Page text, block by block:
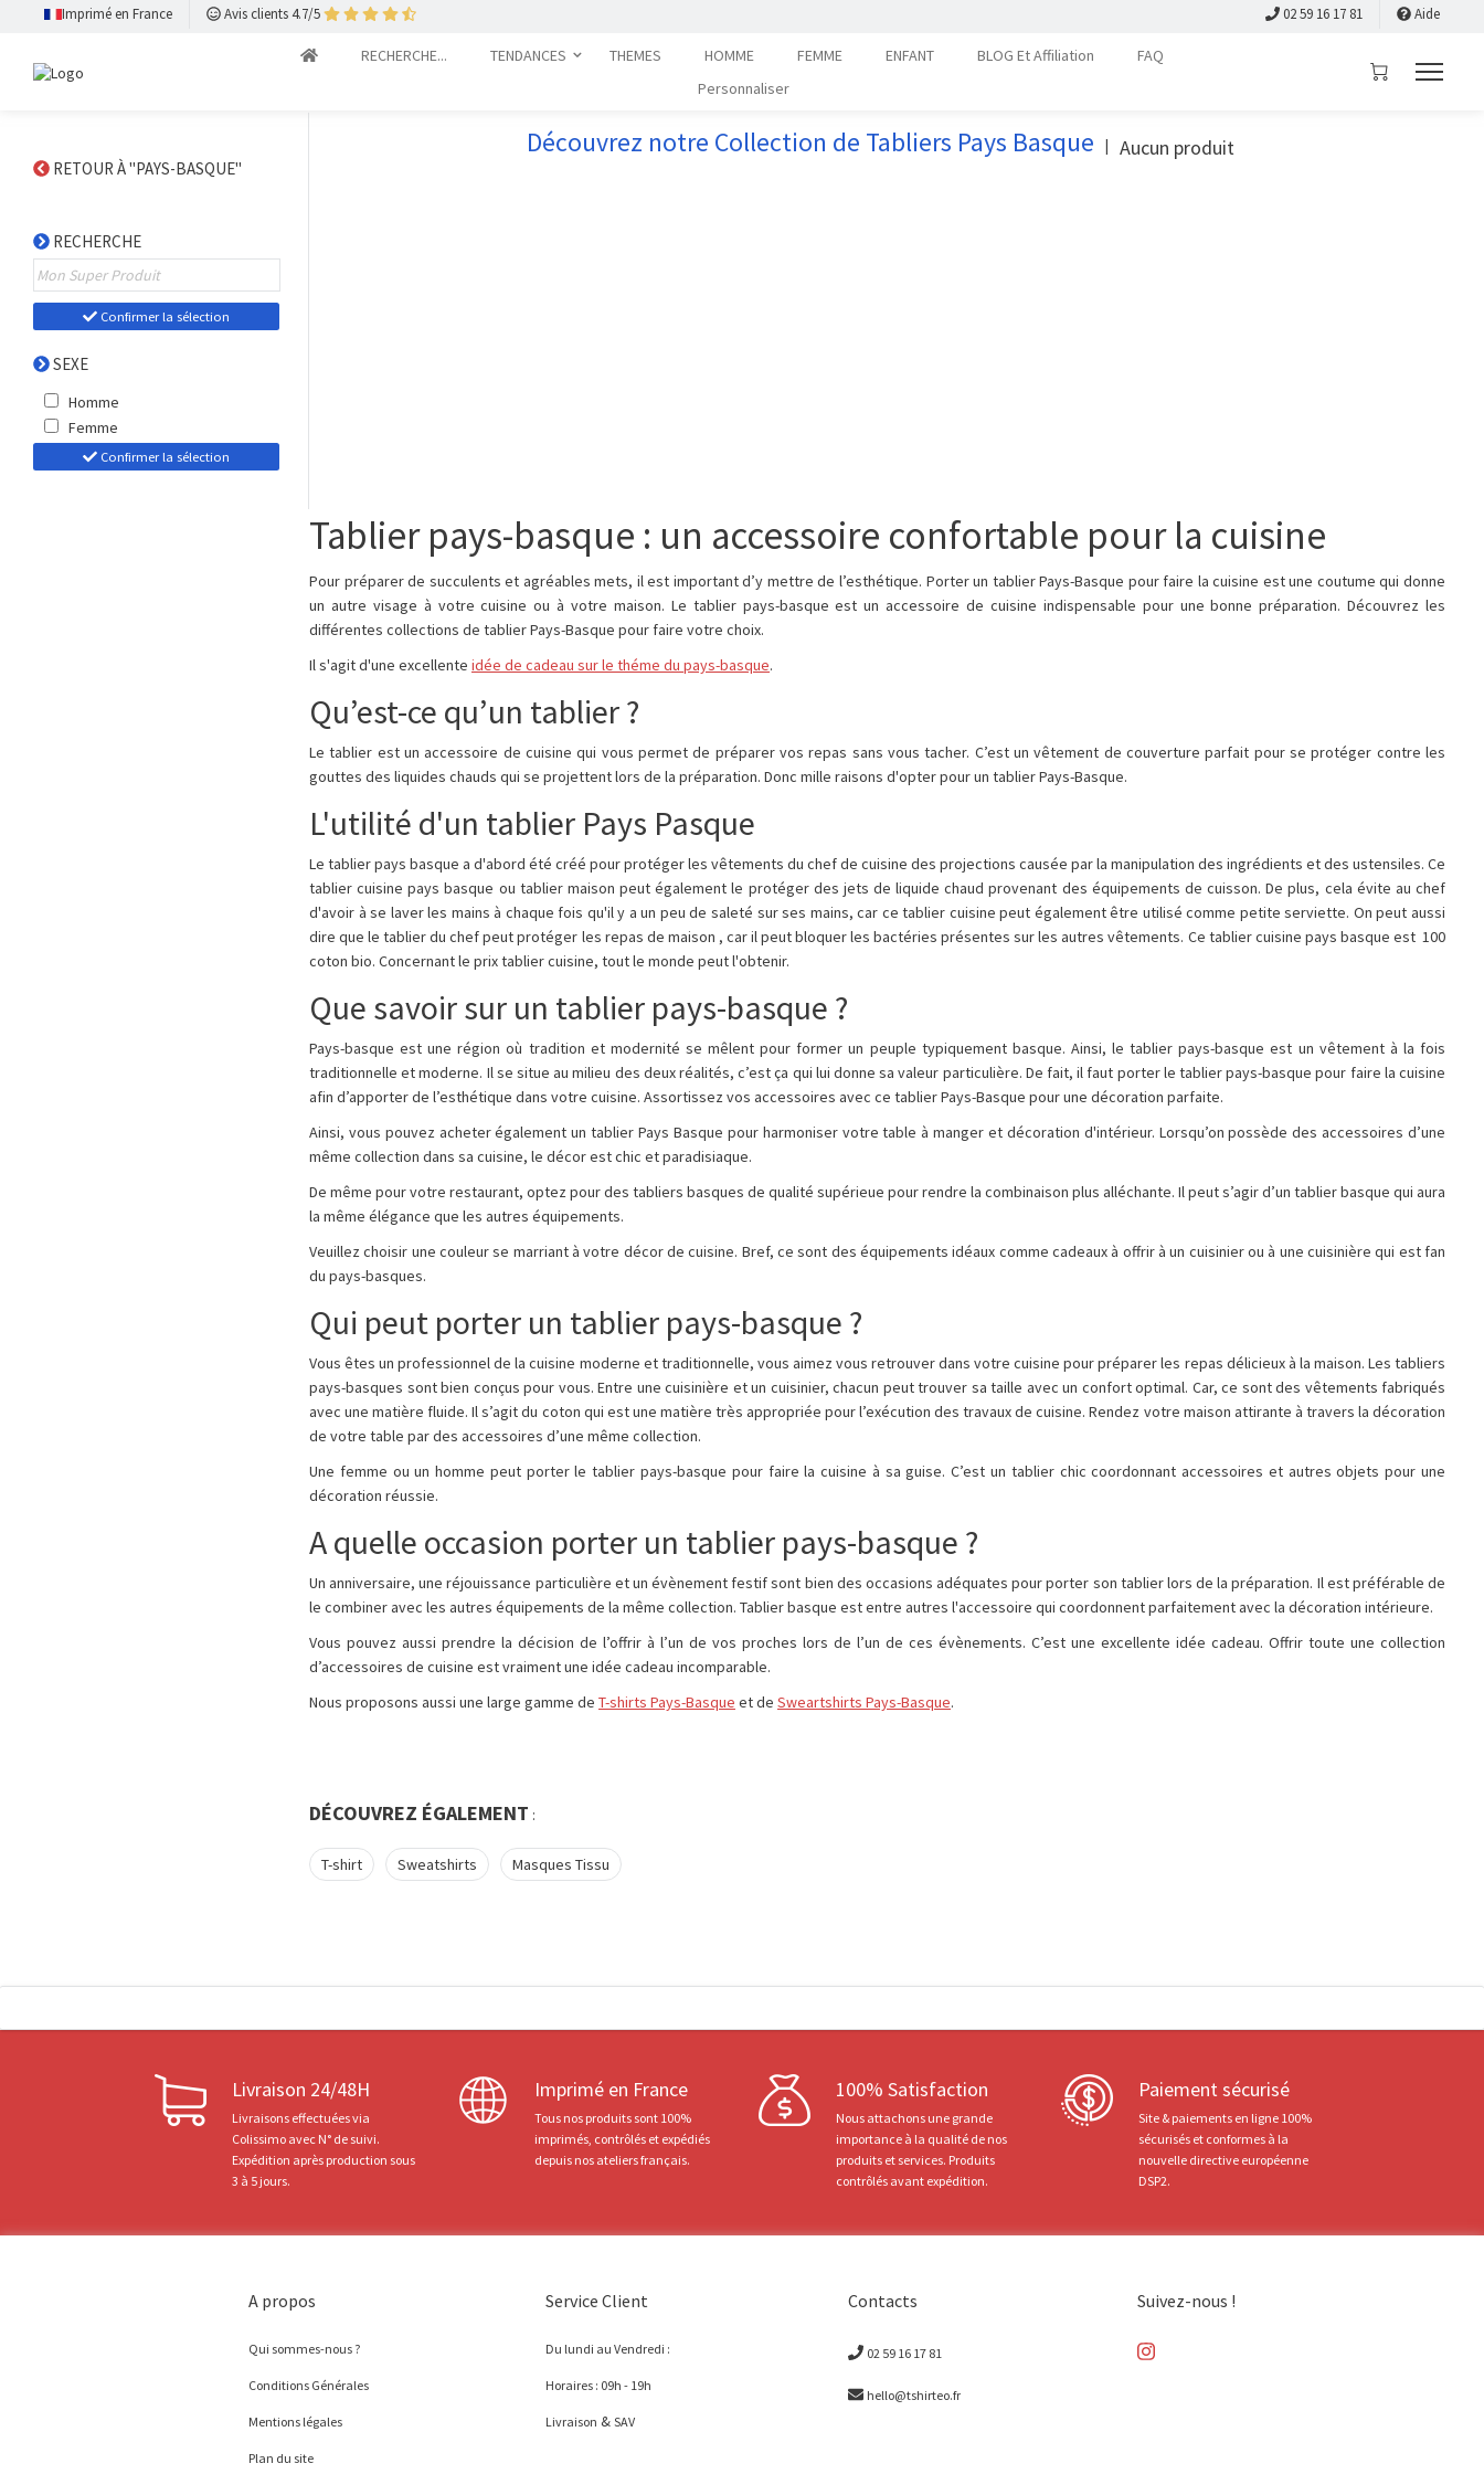
Imprimé en France Avis clients 4.7/5 02 59 16 17 81 Aide
RECHERCHE... TENDANCES THEMES HOMME FEMME ENFANT BLOG Et Affiliation
FAQ
Personnaliser
RETOUR À "PAYS-BASQUE"
RECHERCHE
Confirmer la sélection
SEXE
Homme
Femme
Confirmer la sélection
Découvrez notre Collection de Tabliers Pays Basque | Aucun produit
Tablier pays-basque : un accessoire confortable pour la cuisine
Pour préparer de succulents et agréables mets, il est important d’y mettre de l’esthétique. Porter un tablier Pays-Basque pour faire la cuisine est une coutume qui donne
un autre visage à votre cuisine ou à votre maison. Le tablier pays-basque est un accessoire de cuisine indispensable pour une bonne préparation. Découvrez les
différentes collections de tablier Pays-Basque pour faire votre choix.
Il s'agit d'une excellente idée de cadeau sur le théme du pays-basque.
Qu’est-ce qu’un tablier ?
Le tablier est un accessoire de cuisine qui vous permet de préparer vos repas sans vous tacher. C’est un vêtement de couverture parfait pour se protéger contre les
gouttes des liquides chauds qui se projettent lors de la préparation. Donc mille raisons d'opter pour un tablier Pays-Basque.
L'utilité d'un tablier Pays Pasque
Le tablier pays basque a d'abord été créé pour protéger les vêtements du chef de cuisine des projections causée par la manipulation des ingrédients et des ustensiles. Ce
tablier cuisine pays basque ou tablier maison peut également le protéger des jets de liquide chaud provenant des équipements de cuisson. De plus, cela évite au chef
d'avoir à se laver les mains à chaque fois qu'il y a un peu de saleté sur ses mains, car ce tablier cuisine peut également être utilisé comme petite serviette. On peut aussi
dire que le tablier du chef peut protéger les repas de maison , car il peut bloquer les bactéries présentes sur les autres vêtements. Ce tablier cuisine pays basque est 100
coton bio. Concernant le prix tablier cuisine, tout le monde peut l'obtenir.
Que savoir sur un tablier pays-basque ?
Pays-basque est une région où tradition et modernité se mêlent pour former un peuple typiquement basque. Ainsi, le tablier pays-basque est un vêtement à la fois
traditionnelle et moderne. Il se situe au milieu des deux réalités, c’est ça qui lui donne sa valeur particulière. De fait, il faut porter le tablier pays-basque pour faire la cuisine
afin d’apporter de l’esthétique dans votre cuisine. Assortissez vos accessoires avec ce tablier Pays-Basque pour une décoration parfaite.
Ainsi, vous pouvez acheter également un tablier Pays Basque pour harmoniser votre table à manger et décoration d'intérieur. Lorsqu’on possède des accessoires d’une
même collection dans sa cuisine, le décor est chic et paradisiaque.
De même pour votre restaurant, optez pour des tabliers basques de qualité supérieue pour rendre la combinaison plus alléchante. Il peut s’agir d’un tablier basque qui aura
la même élégance que les autres équipements.
Veuillez choisir une couleur se marriant à votre décor de cuisine. Bref, ce sont des équipements idéaux comme cadeaux à offrir à un cuisinier ou à une cuisinière qui est fan
du pays-basques.
Qui peut porter un tablier pays-basque ?
Vous êtes un professionnel de la cuisine moderne et traditionnelle, vous aimez vous retrouver dans votre cuisine pour préparer les repas délicieux à la maison. Les tabliers
pays-basques sont bien conçus pour vous. Entre une cuisinière et un cuisinier, chacun peut trouver sa taille avec un confort optimal. Car, ce sont des vêtements fabriqués
avec une matière fluide. Il s’agit du coton qui est une matière très appropriée pour l’exécution des travaux de cuisine. Rendez votre maison attirante à travers la décoration
de votre table par des accessoires d’une même collection.
Une femme ou un homme peut porter le tablier pays-basque pour faire la cuisine à sa guise. C’est un tablier chic coordonnant accessoires et autres objets pour une
décoration réussie.
A quelle occasion porter un tablier pays-basque ?
Un anniversaire, une réjouissance particulière et un évènement festif sont bien des occasions adéquates pour porter son tablier lors de la préparation. Il est préférable de
le combiner avec les autres équipements de la même collection. Tablier basque est entre autres l'accessoire qui coordonnent parfaitement avec la décoration intérieure.
Vous pouvez aussi prendre la décision de l’offrir à l’un de vos proches lors de l’un de ces évènements. C’est une excellente idée cadeau. Offrir toute une collection
d’accessoires de cuisine est vraiment une idée cadeau incomparable.
Nous proposons aussi une large gamme de T-shirts Pays-Basque et de Sweartshirts Pays-Basque.
DÉCOUVREZ ÉGALEMENT :
T-shirt Sweatshirts Masques Tissu
Livraison 24/48H
Livraisons effectuées via
Colissimo avec N° de suivi.
Expédition après production sous
3 à 5 jours.
Imprimé en France
Tous nos produits sont 100%
imprimés, contrôlés et expédiés
depuis nos ateliers français.
100% Satisfaction
Nous attachons une grande
importance à la qualité de nos
produits et services. Produits
contrôlés avant expédition.
Paiement sécurisé
Site & paiements en ligne 100%
sécurisés et conformes à la
nouvelle directive européenne
DSP2.
A propos
Qui sommes-nous ?
Conditions Générales
Mentions légales
Plan du site
Service Client
Du lundi au Vendredi :
Horaires : 09h - 19h
Livraison &SAV
Contacts
02 59 16 17 81
hello@tshirteo.fr
Suivez-nous !